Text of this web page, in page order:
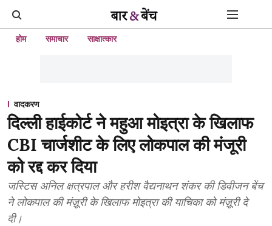
होम समाचार साक्षात्कार
वादकरण
दिल्ली हाईकोर्ट ने महुआ मोइत्रा के खिलाफ
CBI चार्जशीट के लिए लोकपाल की मंजूरी
को रद्द कर दिया
जस्टिस अनिल क्षत्रपाल और हरीश वैद्यनाथन शंकर की डिवीजन बेंच
ने लोकपाल की मंज़ूरी के खिलाफ मोइत्रा की याचिका को मंज़ूरी दे
दी।